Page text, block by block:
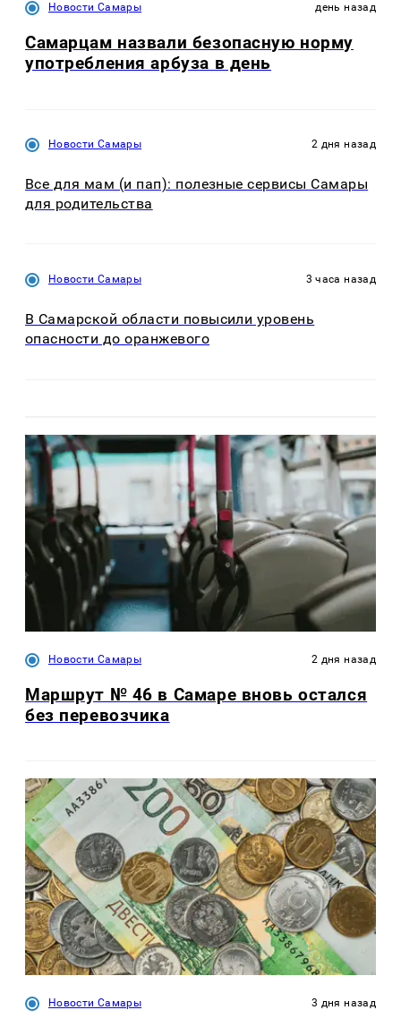
Новости Самары день назад
Самарцам назвали безопасную норму
употребления арбуза в день
Новости Самары 2 дня назад
Все для мам (и пап): полезные сервисы Самары
для родительства
Новости Самары 3 часа назад
В Самарской области повысили уровень
опасности до оранжевого
Новости Самары 2 дня назад
Маршрут № 46 в Самаре вновь остался
без перевозчика
Новости Самары 3 дня назад